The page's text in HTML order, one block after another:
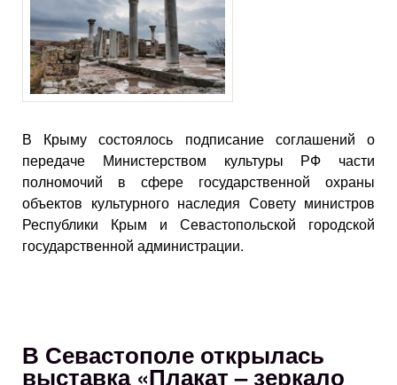
В Крыму состоялось подписание соглашений о
передаче Министерством культуры РФ части
полномочий в сфере государственной охраны
объектов культурного наследия Совету министров
Республики Крым и Севастопольской городской
государственной администрации.
В Севастополе открылась
выставка «Плакат – зеркало